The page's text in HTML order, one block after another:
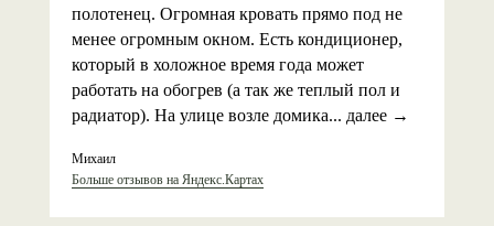
полотенец. Огромная кровать прямо под не
менее огромным окном. Есть кондиционер,
который в холожное время года может
работать на обогрев (а так же теплый пол и
радиатор). На улице возле домика... далее →
Михаил
Больше отзывов на Яндекс.Картах